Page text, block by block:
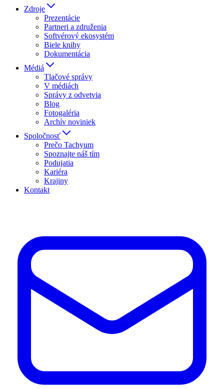
Zdroje
Prezentácie
Partneri a združenia
Softvérový ekosystém
Biele knihy
Dokumentácia
Médiá
Tlačové správy
V médiách
Správy z odvetvia
Blog
Fotogaléria
Archív noviniek
Spoločnosť
Prečo Tachyum
Spoznajte náš tím
Podujatia
Kariéra
Krajiny
Kontakt